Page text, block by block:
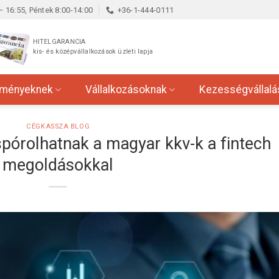
Péntek 8:00-14:00 +36-1-444-0111
HITELGARANCIA
kis- és középvállalkozások üzleti lapja
Vállalkozásoknak
CÉGKASSZA BLOG
a magyar kkv-k a fintech
megoldásokkal